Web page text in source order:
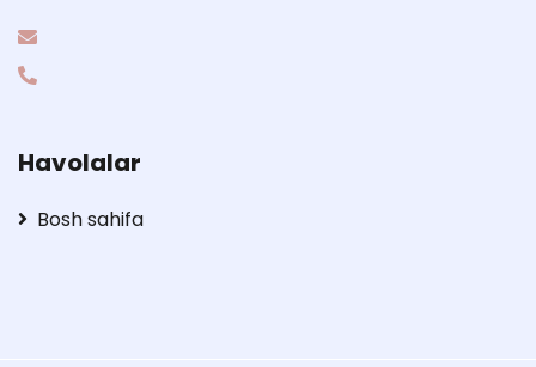
Havolalar
Bosh sahifa